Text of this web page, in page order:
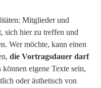
Mitglieder und
sich hier zu treffen und
Wer möchte, kann einen
die Vortragsdauer darf
können eigene Texte sein,
oder ästhetisch von